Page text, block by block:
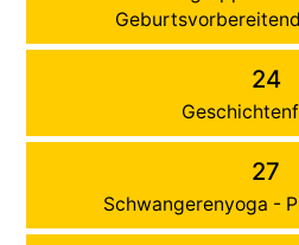
24
27
Schwangerenyoga -